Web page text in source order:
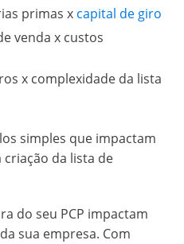
primas x capital de giro
venda x custos
x complexidade da lista
simples que impactam
da lista de
do seu PCP impactam
sua empresa. Com